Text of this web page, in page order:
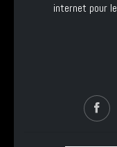
internet pour